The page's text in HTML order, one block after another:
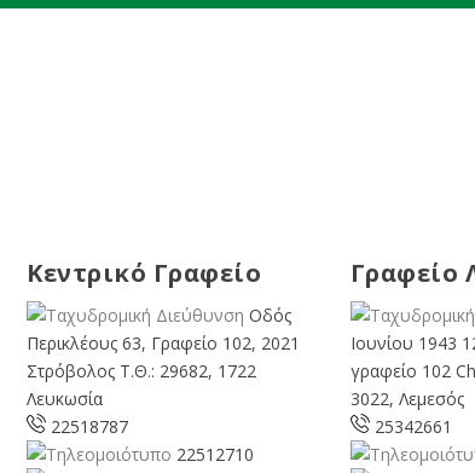
Κεντρικό Γραφείο
Οδός
Περικλέους 63, Γραφείο 102, 2021
Στρόβολος Τ.Θ.: 29682, 1722
Λευκωσία
22518787
22512710
Γραφείο
Ιουνίου 1943
γραφείο 102
3022, Λεμεσός
25342661